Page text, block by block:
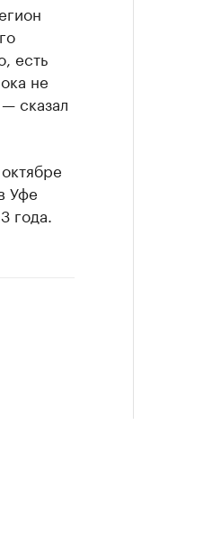
есть
не
сказал
Уфе
года.